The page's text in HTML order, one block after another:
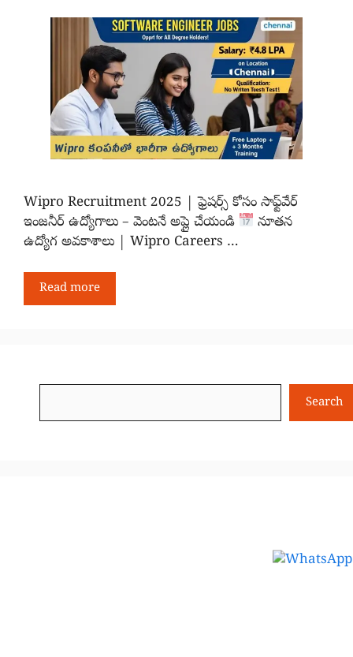
Wipro Recruitment 2025 | ఫ్రెషర్స్‌ కోసం సాఫ్ట్‌వేర్
ఇంజనీర్ ఉద్యోగాలు – వెంటనే అప్లై చేయండి
నూతన
ఉద్యోగ అవకాశాలు | Wipro Careers …
Read more
Search